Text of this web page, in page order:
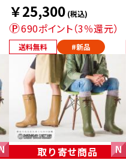
￥25,300 (税込)
690ポイント（3％還元）
送料無料 #新品
取り寄せ商品